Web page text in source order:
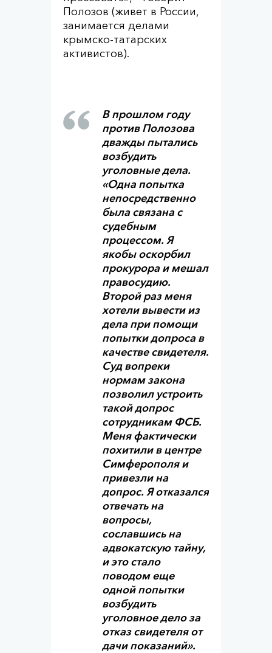
Полозов (живет в России,
занимается делами
крымско-татарских
активистов).
В прошлом году
против Полозова
дважды пытались
возбудить
уголовные дела.
«Одна попытка
непосредственно
была связана с
судебным
процессом. Я
якобы оскорбил
прокурора и мешал
правосудию.
Второй раз меня
хотели вывести из
дела при помощи
попытки допроса в
качестве свидетеля.
Суд вопреки
нормам закона
позволил устроить
такой допрос
сотрудникам ФСБ.
Меня фактически
похитили в центре
Симферополя и
привезли на
допрос. Я отказался
отвечать на
вопросы,
сославшись на
адвокатскую тайну,
и это стало
поводом еще
одной попытки
возбудить
уголовное дело за
отказ свидетеля от
дачи показаний».